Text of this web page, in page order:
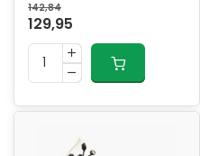
142,84
129,95